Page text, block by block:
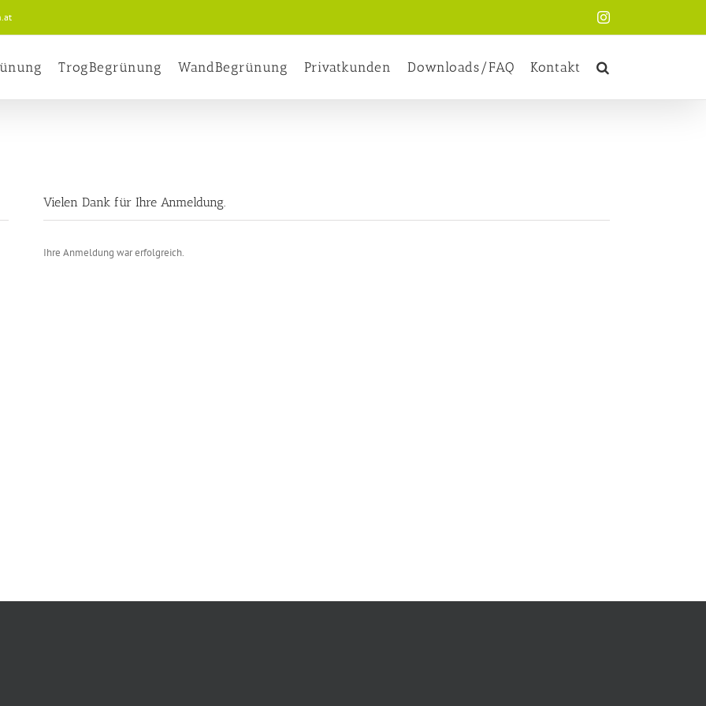
Instagram
TrogBegrünung WandBegrünung Privatkunden Downloads/FAQ Kontakt
Vielen Dank für Ihre Anmeldung.
Ihre Anmeldung war erfolgreich.